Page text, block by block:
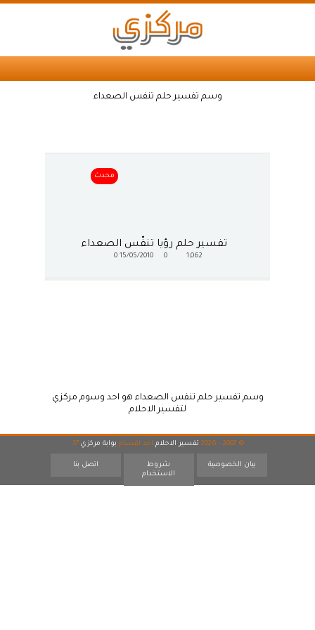
وسم تفسير حلم تنفس الصعداء
محدث
تفسير حلم رؤيا تنفّس الصعداء
1,062
15/05/2010
0
وسم تفسير حلم تنفس الصعداء هو احد وسوم مركزي
لتفسير الاحلام
© 2007 - 2026 تفسير الاحلام احد اقسام بوابة مركزي 17
بيان الخصوصية
شروط
الاستخدام
اتصل بنا